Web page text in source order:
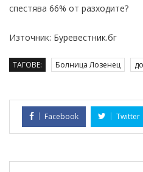
спестява 66% от разходите?
Източник: Буревестник.бг
ТАГОВЕ: Болница Лозенец
Facebook Twitter